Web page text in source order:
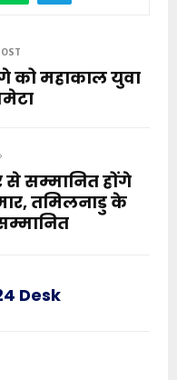
को महाकाल युवा
से सम्मानित होंगे
तमिलनाडु के
Desk